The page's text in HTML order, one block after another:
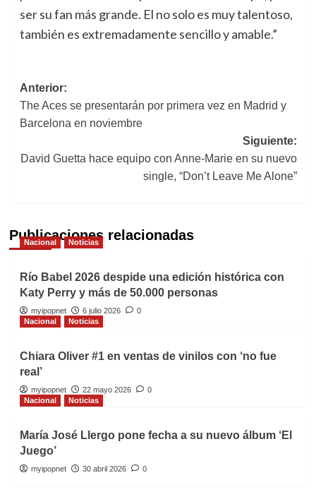
ser su fan más grande. El no solo es muy talentoso,
también es extremadamente sencillo y amable.”
Navegación
de
Anterior:
The Aces se presentarán por primera vez en Madrid y
Barcelona en noviembre
Siguiente:
David Guetta hace equipo con Anne-Marie en su nuevo
single, “Don’t Leave Me Alone”
Publicaciones relacionadas
Nacional Noticias
Río Babel 2026 despide una edición histórica con
Katy Perry y más de 50.000 personas
myipopnet 6 julio 2026
0
Nacional
Noticias
Chiara Oliver #1 en ventas de vinilos con ‘no fue
real’
myipopnet 22 mayo 2026
0
Nacional
Noticias
María José Llergo pone fecha a su nuevo álbum ‘El
Juego’
myipopnet 30 abril 2026 0